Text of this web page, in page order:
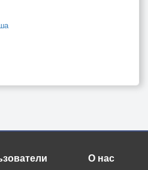
О нас